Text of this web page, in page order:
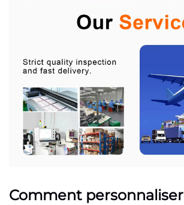
Comment personnaliser